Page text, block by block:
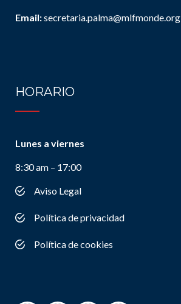
Email:secretaria.palma@mlfmonde.org
HORARIO
Lunes a viernes
8:30 am – 17:00
Aviso Legal
Política de privacidad
Política de cookies